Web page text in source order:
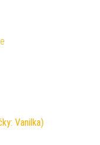
Vanilka)